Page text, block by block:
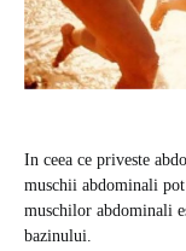
In ceea ce priveste
muschii abdominali
muschilor abdominali
bazinului.